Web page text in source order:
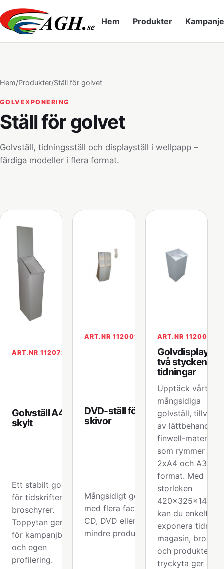
Hem Produkter
Hem/Produkter/Ställ för golvet
GOLVEXPONERING
Ställ för golvet
Golvställ, tidningsställ och displayställ i wellpapp –
färdiga modeller i flera format.
ART.NR 112072
Golvställ A4 med
skylt
Ett stabilt golvställ
för tidskrifter och
broschyrer.
Toppytan ger plats
för kampanjbudskap
och egen
profilering.
ART.NR 112001
DVD-ställ för 32
skivor
Mångsidigt golvställ
med flera fack för
CD, DVD eller andra
mindre produkter.
ART.NR 112004
Golvdisplay för
två stycken A4
tidningar
Upptäck vårt
mångsidiga
golvställ,
av lättbehandlat
finwell-material,
som rymmer
2xA4 och A3-
format. Med
storleken
kan du enkelt
exponera
magasin,
och produkter.
tryckyta ger gott